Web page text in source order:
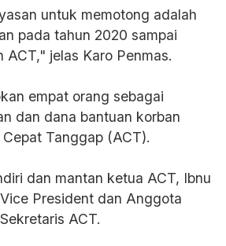
untuk memotong adalah
pada tahun 2020 sampai
jelas Karo Penmas.
empat orang sebagai
dan dana bantuan korban
Tanggap (ACT).
dan mantan ketua ACT, Ibnu
President dan Anggota
ACT.